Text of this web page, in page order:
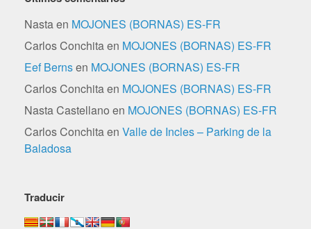
Nastaen MOJONES (BORNAS) ES-FR
Carlos Conchitaen MOJONES (BORNAS) ES-FR
Eef Bernsen MOJONES (BORNAS) ES-FR
Carlos Conchitaen MOJONES (BORNAS) ES-FR
Nasta Castellano en MOJONES (BORNAS) ES-FR
Carlos Conchitaen Valle de Incles – Parking de la
Baladosa
Traducir